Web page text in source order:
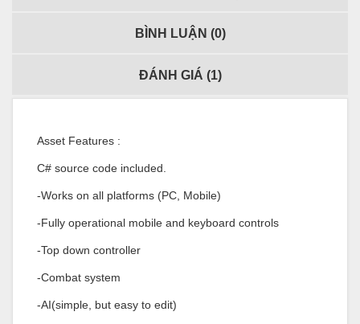
BÌNH LUẬN (0)
ĐÁNH GIÁ (1)
Asset Features :
C# source code included.
-Works on all platforms (PC, Mobile)
-Fully operational mobile and keyboard controls
-Top down controller
-Combat system
-AI(simple, but easy to edit)